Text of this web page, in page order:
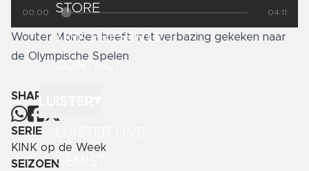
STORE
KINK PRESENTS
CONTACT
GEMIST
00:00 04:11
Wouter Monden heeft met verbazing gekeken naar
de Olympische Spelen
SHARE
SERIE
KINK op de Week
SEIZOEN